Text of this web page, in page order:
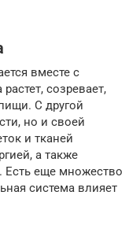
вместе с
созревает,
С другой
но и своей
и тканей
а также
Есть еще множество
система влияет